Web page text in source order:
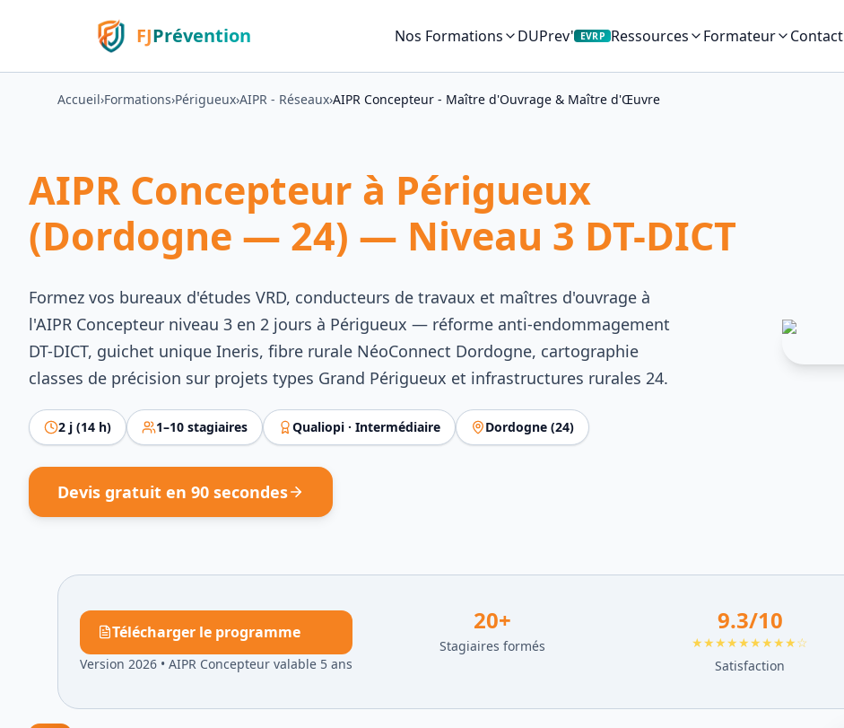
FJPrévention Nos Formations DUPrev' EVRP Ressources Formateur Contact
Accueil›Formations›Périgueux›AIPR - Réseaux›AIPR Concepteur - Maître d'Ouvrage & Maître d'Œuvre
AIPR Concepteur à Périgueux
(Dordogne — 24) — Niveau 3 DT-DICT
Formez vos bureaux d'études VRD, conducteurs de travaux et maîtres d'ouvrage à
l'AIPR Concepteur niveau 3 en 2 jours à Périgueux — réforme anti-endommagement
DT-DICT, guichet unique Ineris, fibre rurale NéoConnect Dordogne, cartographie
classes de précision sur projets types Grand Périgueux et infrastructures rurales 24.
2 j (14 h) 1–10 stagiaires Qualiopi · Intermédiaire Dordogne (24)
Devis gratuit en 90 secondes
Télécharger le programme
Version 2026 • AIPR Concepteur valable 5 ans
20+
Stagiaires formés
9.3/10
★★★★★★★★★☆
Satisfaction